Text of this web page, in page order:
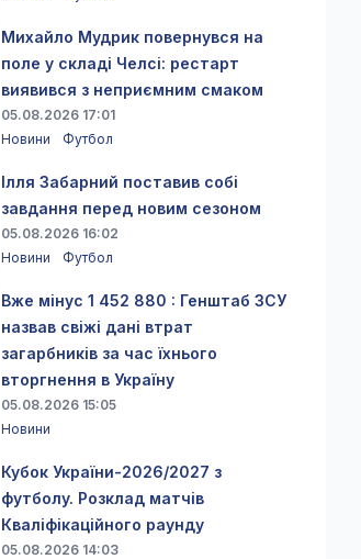
Михайло Мудрик повернувся на
поле у складі Челсі: рестарт
виявився з неприємним смаком
05.08.2026 17:01
Новини
Футбол
Ілля Забарний поставив собі
завдання перед новим сезоном
05.08.2026 16:02
Новини
Футбол
Вже мінус 1 452 880 : Генштаб ЗСУ
назвав свіжі дані втрат
загарбників за час їхнього
вторгнення в Україну
05.08.2026 15:05
Новини
Кубок України-2026/2027 з
футболу. Розклад матчів
Кваліфікаційного раунду
05.08.2026 14:03